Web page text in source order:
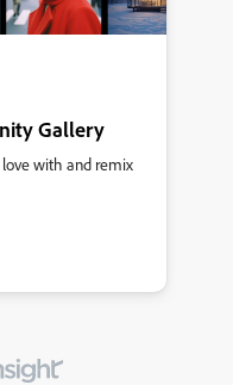
Gallery
with and remix